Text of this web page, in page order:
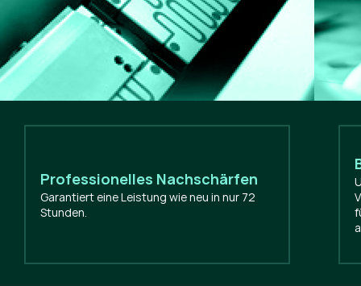
Professionelles Nachschärfen
Garantiert eine Leistung wie neu in nur 72
Stunden.